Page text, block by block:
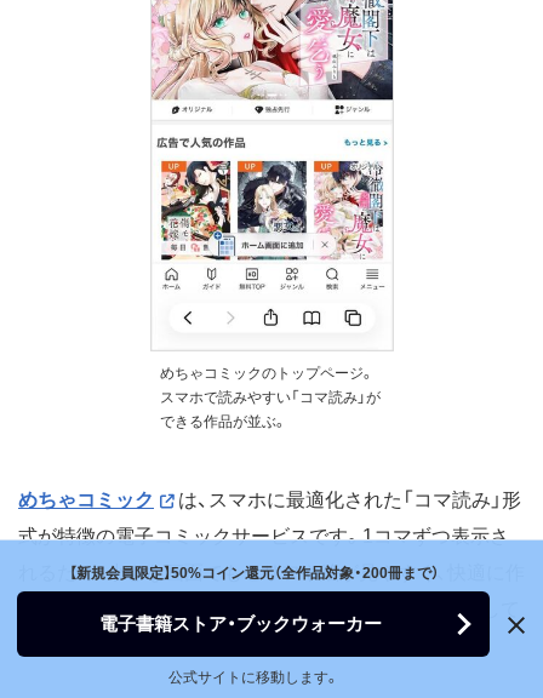
めちゃコミックのトップページ。
スマホで読みやすい「コマ読み」が
できる作品が並ぶ。
めちゃコミック
は、スマホに最適化された「コマ読み」形
式が特徴の電子コミックサービスです。1コマずつ表示さ
れるため、小さな画面でもセリフや絵が見やすく、快適に作
品を楽しめます。一部の作品は「ページ読み」にも対応して
【新規会員限定】50%コイン還元（全作品対象・200冊まで）
電子書籍ストア・ブックウォーカー
公式サイトに移動します。